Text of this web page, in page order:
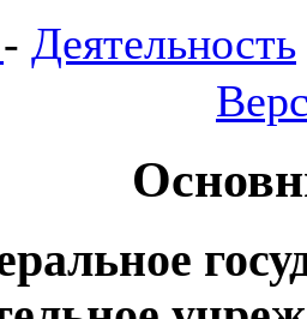
- Деятельность